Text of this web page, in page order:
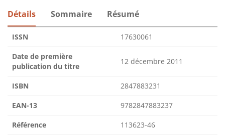
Détails Sommaire Résumé
ISSN 17630061
Date de première
publication du titre
12 décembre 2011
ISBN 2847883231
EAN-13 9782847883237
Référence 113623-46